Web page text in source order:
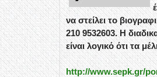
να στείλει το
210 9532603. Η
είναι λογικό ότι τα
http://www.sepk.gr/